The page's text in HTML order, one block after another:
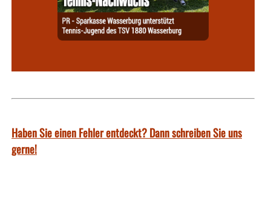
Haben Sie einen Fehler entdeckt? Dann schreiben Sie uns
gerne!